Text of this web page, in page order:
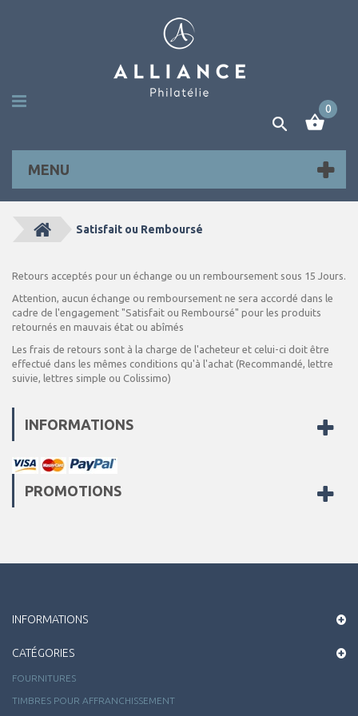
0
MENU
Satisfait ou Remboursé
Retours acceptés pour un échange ou un remboursement sous 15 Jours.
Attention, aucun échange ou remboursement ne sera accordé dans le
cadre de l'engagement "Satisfait ou Remboursé" pour les produits
retournés en mauvais état ou abîmés
Les frais de retours sont à la charge de l'acheteur et celui-ci doit être
effectué dans les mêmes conditions qu'à l'achat (Recommandé, lettre
suivie, lettres simple ou Colissimo)
INFORMATIONS
PROMOTIONS
INFORMATIONS
CATÉGORIES
FOURNITURES
TIMBRES POUR AFFRANCHISSEMENT